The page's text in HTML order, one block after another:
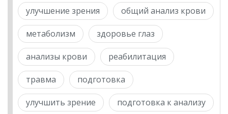
улучшение зрения общий анализ крови
метаболизм здоровье глаз
анализы крови реабилитация
травма подготовка
улучшить зрение подготовка к анализу